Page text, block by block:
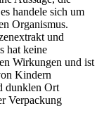
handele sich um
Organismus.
und
hat keine
Wirkungen und ist
Kindern
dunklen Ort
Verpackung